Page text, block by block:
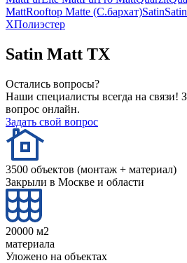
MattRooftop Matte (С.бархат)Satin
XПолиэстер
Satin Matt TX
Остались вопросы?
Наши специалисты всегда на связи!
вопрос онлайн.
Задать свой вопрос
3500 объектов (монтаж + материал)
Закрыли в Москве и области
20000 м2
материала
Уложено на объектах